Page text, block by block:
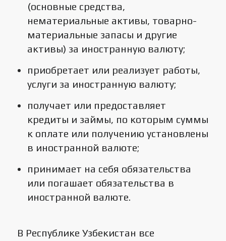
(основные средства,
нематериальные активы, товарно-
материальные запасы и другие
активы) за иностранную валюту;
приобретает или реализует работы,
услуги за иностранную валюту;
получает или предоставляет
кредиты и займы, по которым суммы
к оплате или получению установлены
в иностранной валюте;
принимает на себя обязательства
или погашает обязательства в
иностранной валюте.
В Республике Узбекистан все